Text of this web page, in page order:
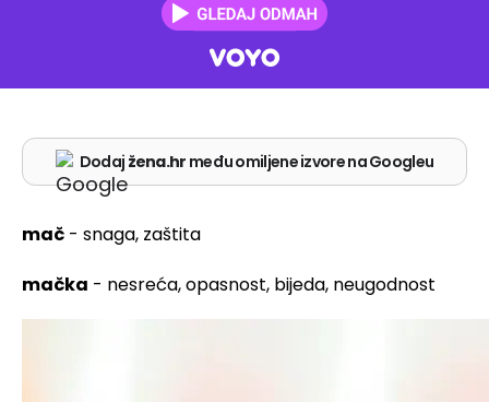
Dodaj žena.hr među omiljene izvore na Googleu
mač - snaga, zaštita
mačka - nesreća, opasnost, bijeda, neugodnost